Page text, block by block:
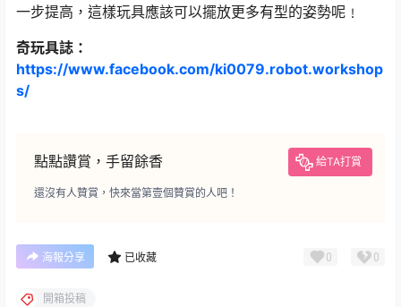
一步提高，這樣玩具應該可以擺放更多有型的姿勢呢﹗
奇玩具誌：
https://www.facebook.com/ki0079.robot.workshop
s/
點點讚賞，手留餘香 給TA打賞
還沒有人贊賞，快來當第壹個贊賞的人吧！
海報分享 已收藏 0 0
開箱投稿